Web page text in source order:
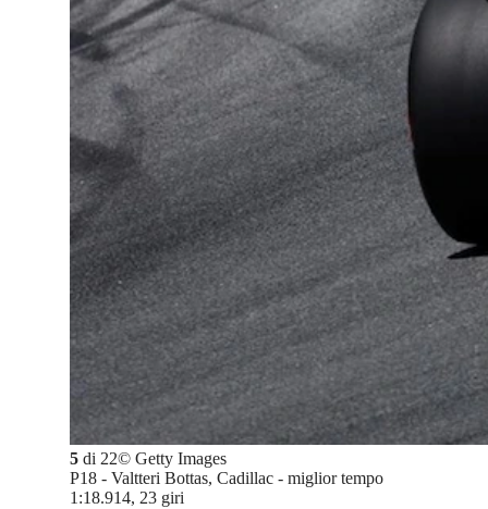
5 di 22© Getty Images
P18 - Valtteri Bottas, Cadillac - miglior tempo
1:18.914, 23 giri